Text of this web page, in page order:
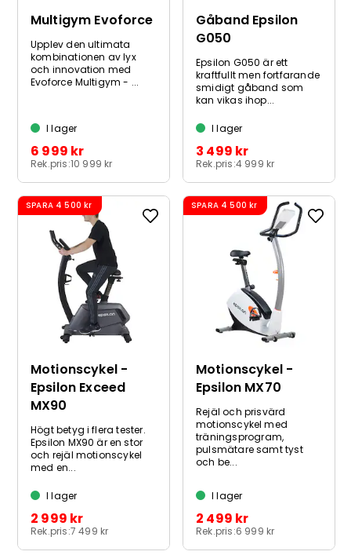
Multigym Evoforce
Upplev den ultimata
kombinationen av lyx
och innovation med
Evoforce Multigym - ...
I lager
Rek.pris:10 999 kr
6 999 kr
Gåband Epsilon
G050
Epsilon G050 är ett
kraftfullt men fortfarande
smidigt gåband som
kan vikas ihop...
I lager
Rek.pris:4 999 kr
3 499 kr
SPARA 4 500 kr
Motionscykel -
Epsilon Exceed
MX90
Högt betyg i flera tester.
Epsilon MX90 är en stor
och rejäl motionscykel
med en...
I lager
Rek.pris:7 499 kr
2 999 kr
SPARA 4 500 kr
Motionscykel -
Epsilon MX70
Rejäl och prisvärd
motionscykel med
träningsprogram,
pulsmätare samt tyst
och be...
I lager
Rek.pris:6 999 kr
2 499 kr